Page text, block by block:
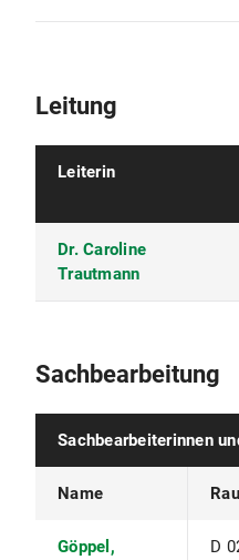
Leitung
Leiterin
Dr. Caroline
Trautmann
Sachbearbeitung
Sachbearbeiterinnen
Name
Göppel,
D